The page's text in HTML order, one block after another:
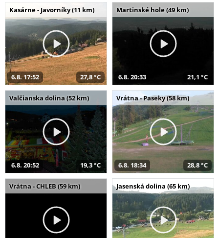
Kasárne - Javorníky (11 km)
6.8. 17:52 27,8 °C
Martinské hole (49 km)
6.8. 20:33 21,1 °C
Valčianska dolina (52 km)
6.8. 20:52 19,3 °C
Vrátna - Paseky (58 km)
6.8. 18:34 28,8 °C
Vrátna - CHLEB (59 km) Jasenská dolina (65 km)